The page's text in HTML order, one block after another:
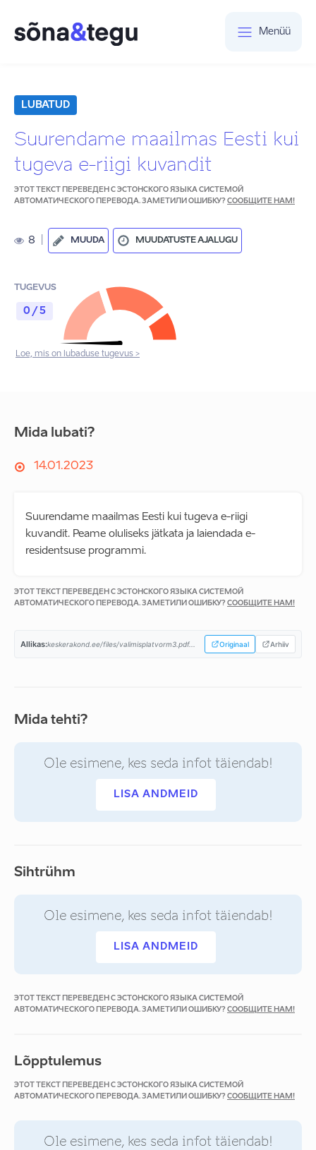
Menüü
LUBATUD
Suurendame maailmas Eesti kui
tugeva e-riigi kuvandit
ЭТОТ ТЕКСТ ПЕРЕВЕДЕН С ЭСТОНСКОГО ЯЗЫКА СИСТЕМОЙ
АВТОМАТИЧЕСКОГО ПЕРЕВОДА. ЗАМЕТИЛИ ОШИБКУ? СООБЩИТЕ НАМ!
8 MUUDA MUUDATUSTE AJALUGU
TUGEVUS
0 / 5
Loe, mis on lubaduse tugevus >
Mida lubati?
14.01.2023
Suurendame maailmas Eesti kui tugeva e-riigi
kuvandit. Peame oluliseks jätkata ja laiendada e-
residentsuse programmi.
ЭТОТ ТЕКСТ ПЕРЕВЕДЕН С ЭСТОНСКОГО ЯЗЫКА СИСТЕМОЙ
АВТОМАТИЧЕСКОГО ПЕРЕВОДА. ЗАМЕТИЛИ ОШИБКУ? СООБЩИТЕ НАМ!
Allikas:keskerakond.ee/files/valimisplatvorm3.pdf... Originaal Arhiiv
Mida tehti?
Ole esimene, kes seda infot täiendab!
LISA ANDMEID
Sihtrühm
Ole esimene, kes seda infot täiendab!
LISA ANDMEID
ЭТОТ ТЕКСТ ПЕРЕВЕДЕН С ЭСТОНСКОГО ЯЗЫКА СИСТЕМОЙ
АВТОМАТИЧЕСКОГО ПЕРЕВОДА. ЗАМЕТИЛИ ОШИБКУ? СООБЩИТЕ НАМ!
Lõpptulemus
ЭТОТ ТЕКСТ ПЕРЕВЕДЕН С ЭСТОНСКОГО ЯЗЫКА СИСТЕМОЙ
АВТОМАТИЧЕСКОГО ПЕРЕВОДА. ЗАМЕТИЛИ ОШИБКУ? СООБЩИТЕ НАМ!
Ole esimene, kes seda infot täiendab!